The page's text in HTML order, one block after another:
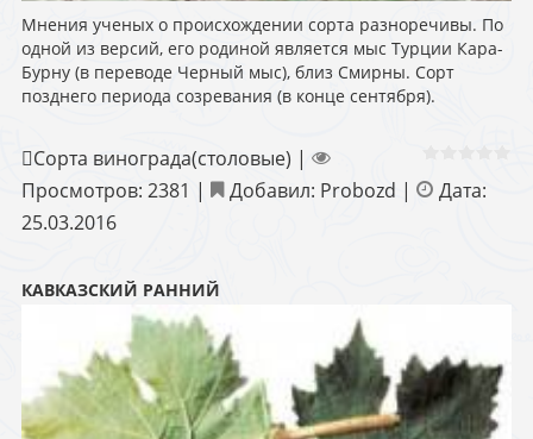
Мнения ученых о происхождении сорта разноречивы. По
одной из версий, его родиной является мыс Турции Кара-
Бурну (в переводе Черный мыс), близ Смирны. Сорт
позднего периода созревания (в конце сентября).
Сорта винограда(столовые) |
Просмотров: 2381 | Добавил: Probozd |
Дата:
25.03.2016
КАВКАЗСКИЙ РАННИЙ